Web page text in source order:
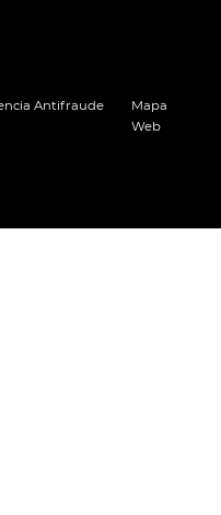
Antifraude
Mapa
Web